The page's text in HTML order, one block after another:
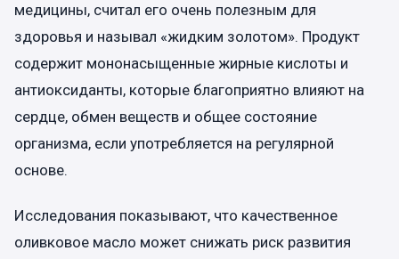
медицины, считал его очень полезным для
здоровья и называл «жидким золотом». Продукт
содержит мононасыщенные жирные кислоты и
антиоксиданты, которые благоприятно влияют на
сердце, обмен веществ и общее состояние
организма, если употребляется на регулярной
основе.
Исследования показывают, что качественное
оливковое масло может снижать риск развития